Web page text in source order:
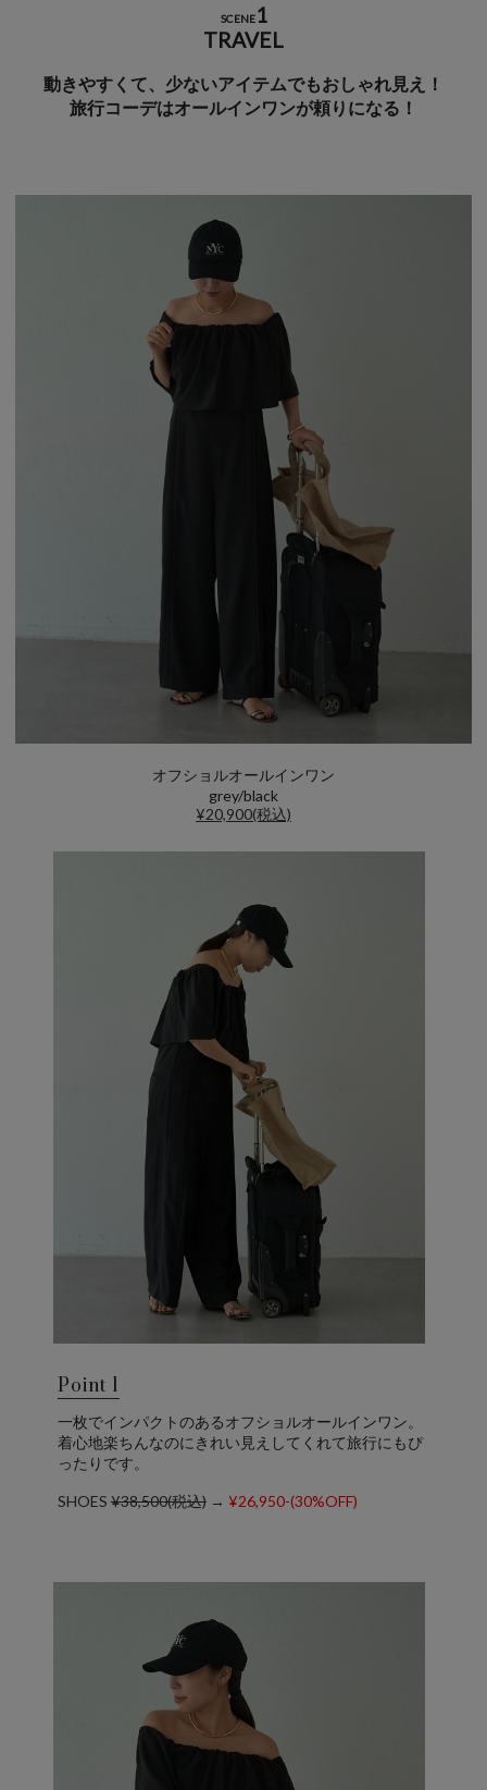
SCENE1
TRAVEL
動きやすくて、少ないアイテムでもおしゃれ見え！
旅行コーデはオールインワンが頼りになる！
オフショルオールインワン
grey/black
¥20,900(税込)
Point 1
一枚でインパクトのあるオフショルオールインワン。
着心地楽ちんなのにきれい見えしてくれて旅行にもぴ
ったりです。
SHOES ¥38,500(税込)→ ¥26,950-(30%OFF)